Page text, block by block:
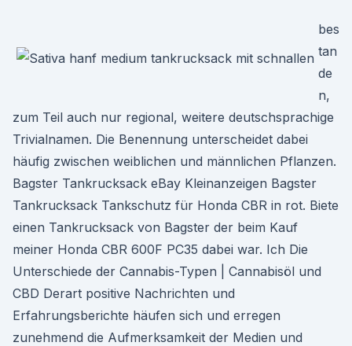
bes
tan
de
n,
zum Teil auch nur regional, weitere deutschsprachige
Trivialnamen. Die Benennung unterscheidet dabei
häufig zwischen weiblichen und männlichen Pflanzen.
Bagster Tankrucksack eBay Kleinanzeigen Bagster
Tankrucksack Tankschutz für Honda CBR in rot. Biete
einen Tankrucksack von Bagster der beim Kauf
meiner Honda CBR 600F PC35 dabei war. Ich Die
Unterschiede der Cannabis-Typen | Cannabisöl und
CBD Derart positive Nachrichten und
Erfahrungsberichte häufen sich und erregen
zunehmend die Aufmerksamkeit der Medien und